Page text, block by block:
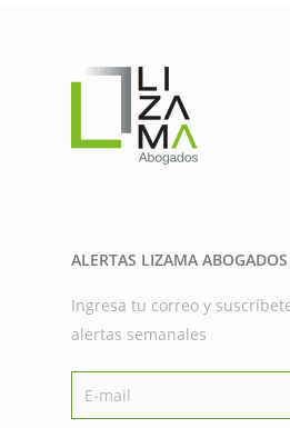
ALERTAS LIZAMA ABOGADOS
Ingresa tu correo y
alertas semanales